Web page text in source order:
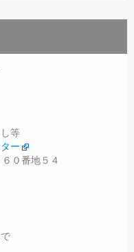
等
ー
０番地５４